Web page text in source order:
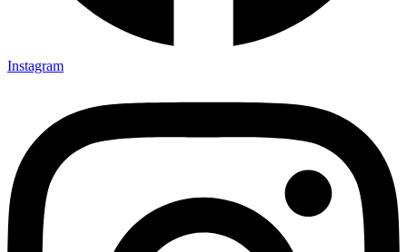
Instagram